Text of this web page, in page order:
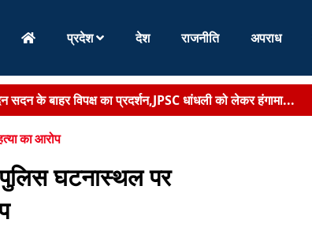
प्रदेश देश राजनीति अपराध
सदन के बाहर विपक्ष का प्रदर्शन,JPSC धांधली को लेकर हंगामा...
हैदराबाद, राष्ट्रीय पुलिस अकादमी में मिड करियर ट्...
गांधी मैदान में स्वतंत्रता दिवस समारोह की तैयार...
से बिहार में गंभीर एवं जटिल रोगों के उपचार को ...
का आरोप
घटनास्थल पर